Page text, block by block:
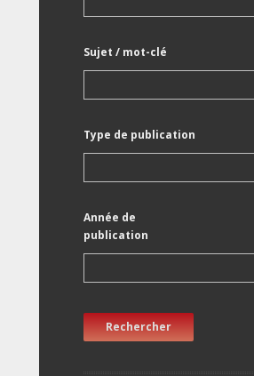
Sujet / mot-clé
Type de publication
Année de
publication
Rechercher